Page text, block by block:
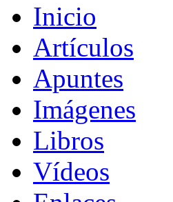
Inicio
Artículos
Apuntes
Imágenes
Libros
Vídeos